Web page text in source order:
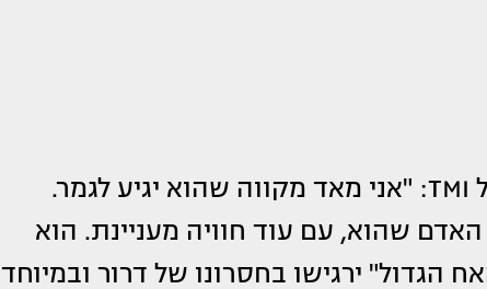
בן זוגו של קונטנטו אמר בתכנית הרדיו של TMI: "אני מאד מקווה שהוא יגיע לגמר.
שהוא, עם עוד חוויה מעניינת. הוא
הגדול" ירגישו בחסרונו של דרור ובמיוחד